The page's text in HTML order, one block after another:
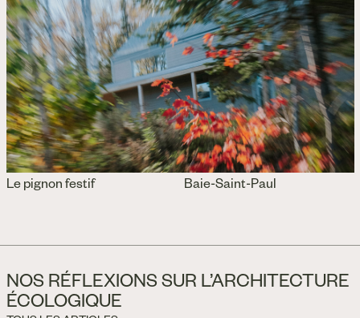
Le pignon festif Baie-Saint-Paul
NOS RÉFLEXIONS SUR L’ARCHITECTURE
ÉCOLOGIQUE